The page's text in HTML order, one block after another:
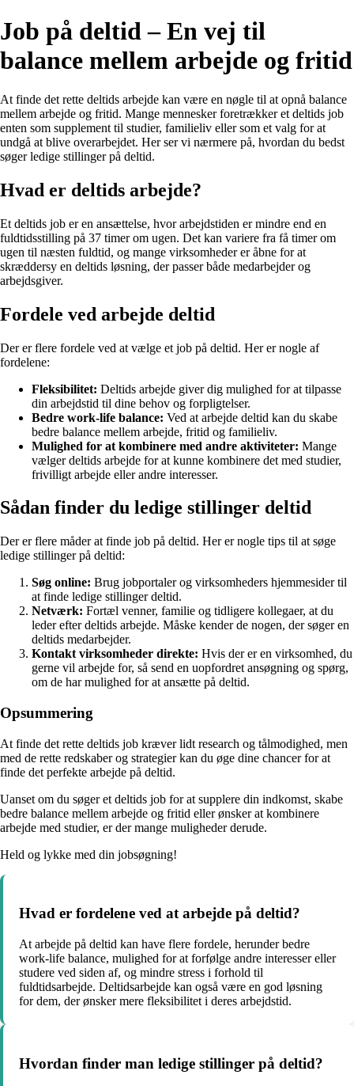
Job på deltid – En vej til
balance mellem arbejde og fritid
At finde det rette deltids arbejde kan være en nøgle til at opnå balance
mellem arbejde og fritid. Mange mennesker foretrækker et deltids job
enten som supplement til studier, familieliv eller som et valg for at
undgå at blive overarbejdet. Her ser vi nærmere på, hvordan du bedst
søger ledige stillinger på deltid.
Hvad er deltids arbejde?
Et deltids job er en ansættelse, hvor arbejdstiden er mindre end en
fuldtidsstilling på 37 timer om ugen. Det kan variere fra få timer om
ugen til næsten fuldtid, og mange virksomheder er åbne for at
skræddersy en deltids løsning, der passer både medarbejder og
arbejdsgiver.
Fordele ved arbejde deltid
Der er flere fordele ved at vælge et job på deltid. Her er nogle af
fordelene:
Fleksibilitet: Deltids arbejde giver dig mulighed for at tilpasse
din arbejdstid til dine behov og forpligtelser.
Bedre work-life balance: Ved at arbejde deltid kan du skabe
bedre balance mellem arbejde, fritid og familieliv.
Mulighed for at kombinere med andre aktiviteter: Mange
vælger deltids arbejde for at kunne kombinere det med studier,
frivilligt arbejde eller andre interesser.
Sådan finder du ledige stillinger deltid
Der er flere måder at finde job på deltid. Her er nogle tips til at søge
ledige stillinger på deltid:
Søg online: Brug jobportaler og virksomheders hjemmesider til
at finde ledige stillinger deltid.
Netværk: Fortæl venner, familie og tidligere kollegaer, at du
leder efter deltids arbejde. Måske kender de nogen, der søger en
deltids medarbejder.
Kontakt virksomheder direkte: Hvis der er en virksomhed, du
gerne vil arbejde for, så send en uopfordret ansøgning og spørg,
om de har mulighed for at ansætte på deltid.
Opsummering
At finde det rette deltids job kræver lidt research og tålmodighed, men
med de rette redskaber og strategier kan du øge dine chancer for at
finde det perfekte arbejde på deltid.
Uanset om du søger et deltids job for at supplere din indkomst, skabe
bedre balance mellem arbejde og fritid eller ønsker at kombinere
arbejde med studier, er der mange muligheder derude.
Held og lykke med din jobsøgning!
Hvad er fordelene ved at arbejde på deltid?
At arbejde på deltid kan have flere fordele, herunder bedre
work-life balance, mulighed for at forfølge andre interesser eller
studere ved siden af, og mindre stress i forhold til
fuldtidsarbejde. Deltidsarbejde kan også være en god løsning
for dem, der ønsker mere fleksibilitet i deres arbejdstid.
Hvordan finder man ledige stillinger på deltid?